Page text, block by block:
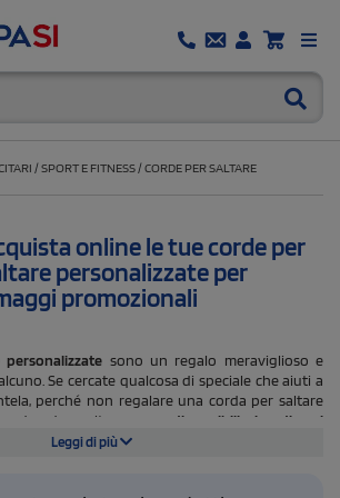
/SPORT E FITNESS /CORDE PER SALTARE
online le tue corde per
personalizzate per
promozionali
sono un regalo meraviglioso e
Se cercate qualcosa di speciale che aiuti a
perché non regalare una corda per saltare
corde da salto sono
disponibili in diversi
con manici di legno o in morbida
Leggi di più